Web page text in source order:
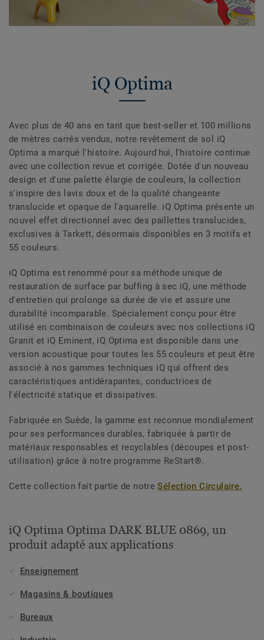
iQ Optima
Avec plus de 40 ans en tant que best-seller et 100 millions
de mètres carrés vendus, notre revêtement de sol iQ
Optima a marqué l'histoire. Aujourd'hui, l'histoire continue
avec une collection revue et corrigée. Dotée d'un nouveau
design et d'une palette élargie de couleurs, la collection
s'inspire des lavis doux et de la qualité changeante
translucide et opaque de l'aquarelle. iQ Optima présente un
nouvel effet directionnel avec des paillettes translucides,
exclusives à Tarkett, désormais disponibles en 3 motifs et
55 couleurs.
iQ Optima est renommé pour sa méthode unique de
restauration de surface par buffing à sec iQ, une méthode
d'entretien qui prolonge sa durée de vie et assure une
durabilité incomparable. Spécialement conçu pour être
utilisé en combinaison de couleurs avec nos collections iQ
Granit et iQ Eminent, iQ Optima est disponible dans une
version acoustique pour toutes les 55 couleurs et peut être
associé à nos gammes techniques iQ qui offrent des
caractéristiques antidérapantes, conductrices de
l'électricité statique et dissipatives.
Fabriquée en Suède, la gamme est reconnue mondialement
pour ses performances durables, fabriquée à partir de
matériaux responsables et recyclables (découpes et post-
utilisation) grâce à notre programme ReStart®.
Cette collection fait partie de notreSélection Circulaire.
iQ Optima Optima DARK BLUE 0869, un
produit adapté aux applications
Enseignement
Magasins & boutiques
Bureaux